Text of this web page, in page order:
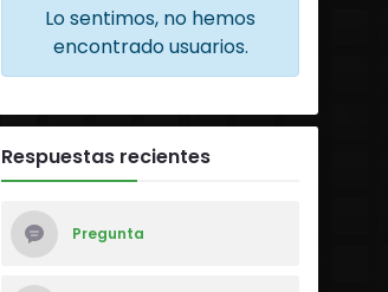
Lo sentimos, no hemos
encontrado usuarios.
Respuestas recientes
Pregunta